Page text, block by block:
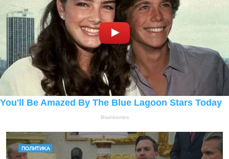
ПОЛИТИКА